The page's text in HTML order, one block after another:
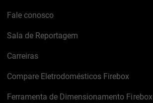
Fale conosco
Sala de Reportagem
Carreiras
Compare Eletrodomésticos Firebox
Ferramenta de Dimensionamento Firebox